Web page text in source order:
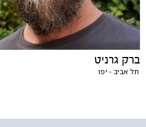
ברק גרניט
תל אביב - יפו